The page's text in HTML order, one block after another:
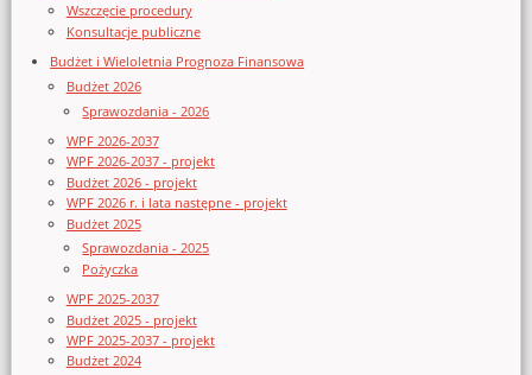
Wszczęcie procedury
Konsultacje publiczne
Budżet i Wieloletnia Prognoza Finansowa
Budżet 2026
Sprawozdania - 2026
WPF 2026-2037
WPF 2026-2037 - projekt
Budżet 2026 - projekt
WPF 2026 r. i lata następne - projekt
Budżet 2025
Sprawozdania - 2025
Pożyczka
WPF 2025-2037
Budżet 2025 - projekt
WPF 2025-2037 - projekt
Budżet 2024